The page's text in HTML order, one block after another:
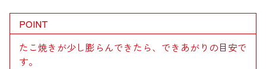
POINT
たこ焼きが少し膨らんできたら、できあがりの目安で
す。